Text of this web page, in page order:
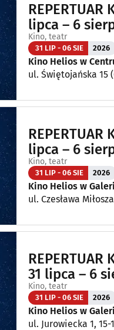
lipca – 6
Kino, teatr
31 LIP - 06 SIE 2026
Kino Helios w
ul. Świętojańska 15
lipca – 6
Kino, teatr
31 LIP - 06 SIE 2026
Kino Helios w
ul. Czesława
31 lipca – 6
Kino, teatr
31 LIP - 06 SIE 2026
Kino Helios w
ul. Jurowiecka 1, 15-